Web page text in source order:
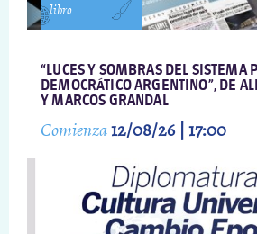
libro
“LUCES Y SOMBRAS DEL SISTEMA
DEMOCRÁTICO ARGENTINO”, DE
Y MARCOS GRANDAL
Comienza12/08/26 | 17:00